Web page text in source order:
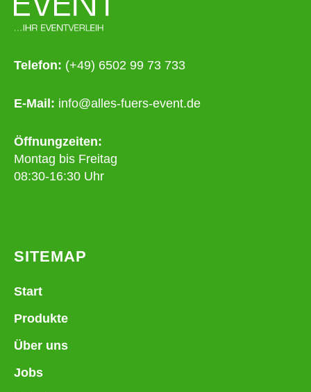
Telefon: (+49) 6502 99 73 733
E-Mail: info@alles-fuers-event.de
Öffnungzeiten:
Montag bis Freitag
08:30-16:30 Uhr
SITEMAP
Start
Produkte
Über uns
Jobs